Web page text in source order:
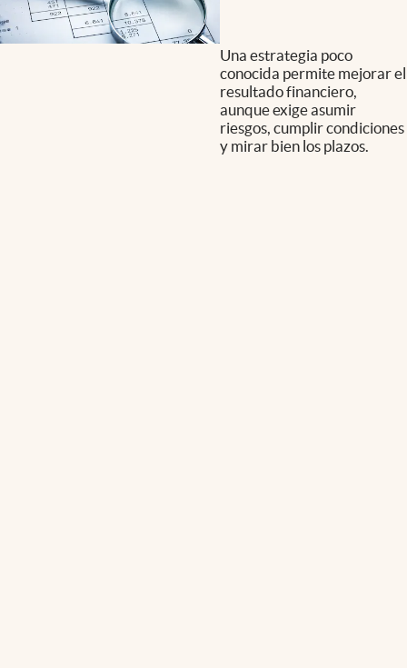
Una estrategia poco
conocida permite mejorar el
resultado financiero,
aunque exige asumir
riesgos, cumplir condiciones
y mirar bien los plazos.